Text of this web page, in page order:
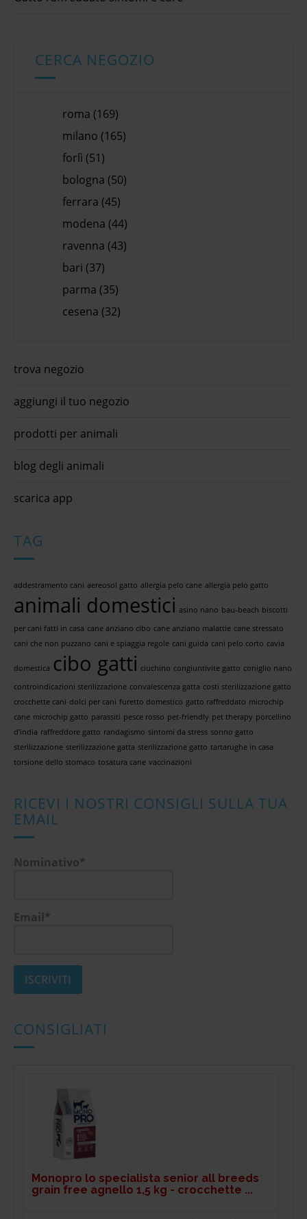
CERCA NEGOZIO
roma (169)
milano (165)
forlì (51)
bologna (50)
ferrara (45)
modena (44)
ravenna (43)
bari (37)
parma (35)
cesena (32)
trova negozio
aggiungi il tuo negozio
prodotti per animali
blog degli animali
scarica app
TAG
addestramento cani aereosol gatto allergia pelo cane allergia pelo gatto
animali domestici asino nano bau-beach biscotti
per cani fatti in casa cane anziano cibo cane anziano malattie cane stressato
cani che non puzzano cani e spiaggia regole cani guida cani pelo corto cavia
domestica cibo gatti ciuchino congiuntivite gatto coniglio nano
controindicazioni sterilizzazione convalescenza gatta costi sterilizzazione gatto
crocchette cani dolci per cani furetto domestico gatto raffreddato microchip
cane microchip gatto parassiti pesce rosso pet-friendly pet therapy porcellino
d'india raffreddore gatto randagismo sintomi da stress sonno gatto
sterilizzazione sterilizzazione gatta sterilizzazione gatto tartarughe in casa
torsione dello stomaco tosatura cane vaccinazioni
RICEVI I NOSTRI CONSIGLI SULLA TUA
EMAIL
Nominativo*
Email*
CONSIGLIATI
Monopro lo specialista senior all breeds
grain free agnello 1,5 kg - crocchette ...